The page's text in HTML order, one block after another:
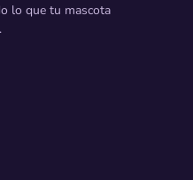
lo que tu mascota